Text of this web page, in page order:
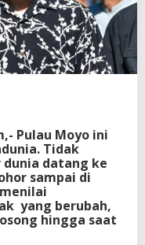
Pulau Moyo ini
Tidak
datang ke
sampai di
yang berubah,
hingga saat